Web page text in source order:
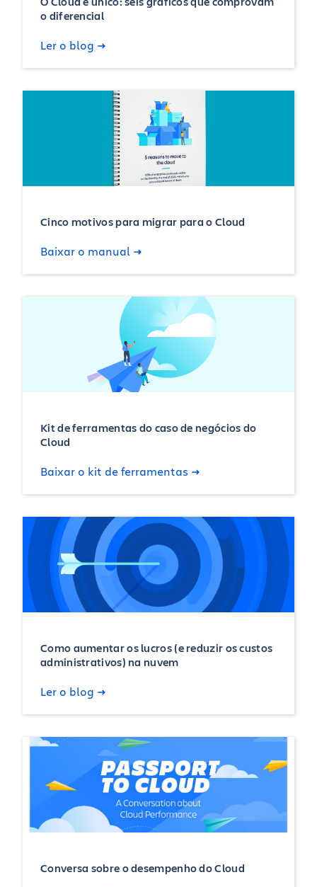
o diferencial
Ler o blog
Cinco motivos para migrar para o Cloud
Baixar o manual
Kit de ferramentas do caso de negócios do
Cloud
Baixar o kit de ferramentas
Como aumentar os lucros (e reduzir os custos
administrativos) na nuvem
Ler o blog
Conversa sobre o desempenho do Cloud